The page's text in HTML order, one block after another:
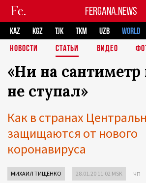
FERGANA.NEWS
KAZ KGZ TJK TKM UZB
WORLD
НОВОСТИ
СТАТЬИ ВИДЕО
«Ни на сантиметр
не ступал»
Как в странах
защищаются от нового
коронавируса
МИХАИЛ ТИЩЕНКО 28.01.20 11:02 MSK ЧП